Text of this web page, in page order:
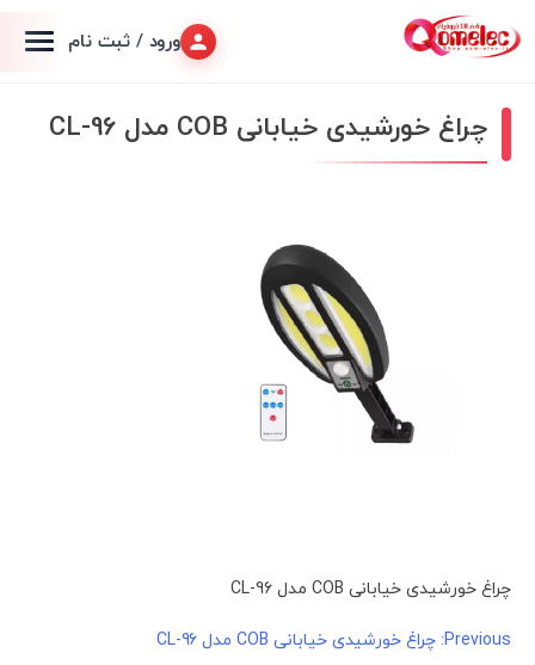
ورود / ثبت نام
چراغ خورشیدی خیابانی COB مدل CL-96
چراغ خورشیدی خیابانی COB مدل CL-96
راهبری
Previous: چراغ خورشیدی خیابانی COB مدل CL-96